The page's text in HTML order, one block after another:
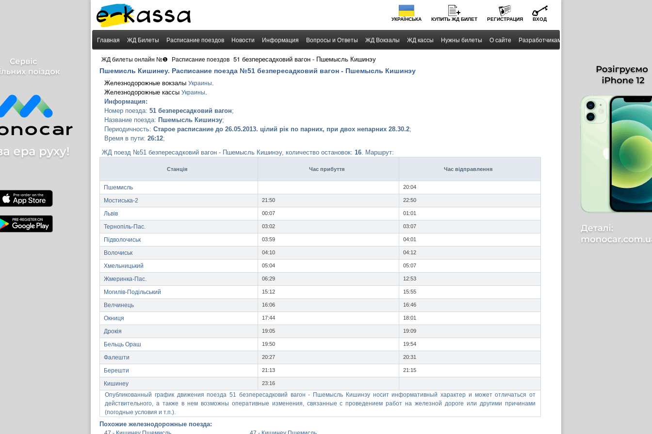
УКРАЇНСЬКА КУПИТЬ ЖД БИЛЕТ РЕГИСТРАЦИЯ ВХОД
Главная ЖД Билеты Расписание поездов Новости Информация Вопросы и Ответы ЖД Вокзалы ЖД кассы Нужны билеты О сайте Разработчикам
ЖД билеты онлайн №❶ Расписание поездов 51 безпересадковий вагон - Пшемысль Кишинэу
Пшемисль Кишинеу. Расписание поезда №51 безпересадковий вагон - Пшемысль Кишинэу
Железнодорожные вокзалы Украины.
Железнодорожные кассы Украины.
Информация:
Номер поезда: 51 безпересадковий вагон;
Название поезда: Пшемысль Кишинэу;
Периодичность: Старое расписание до 26.05.2013. цілий рік по парних, при двох непарних 28.30.2;
Время в пути: 26:12;
ЖД поезд №51 безпересадковий вагон - Пшемысль Кишинэу, количество остановок: 16. Маршрут:
Станція Час прибуття Час вiдправлення
Пшемисль 20:04
Мостиська-2 21:50 22:50
Львів 00:07 01:01
Тернопіль-Пас. 03:02 03:07
Підволочиськ 03:59 04:01
Волочиськ 04:10 04:12
Хмельницький 05:04 05:07
Жмеринка-Пас. 06:29 12:53
Могилів-Подільський 15:12 15:55
Велчинець 16:06 16:46
Окниця 17:44 18:01
Дрокія 19:05 19:09
Бельць Ораш 19:50 19:54
Фалешти 20:27 20:31
Берешти 21:13 21:15
Кишинеу 23:16
Опубликованный график движения поезда 51 безпересадковий вагон - Пшемысль Кишинэу носит информативный характер и может отличаться от
действительного, а также в нем возможны оперативные изменения, связанные с проведением работ на железной дороге или другими причинами
(погодные условия и т.п.).
Похожие железнодорожные поезда: